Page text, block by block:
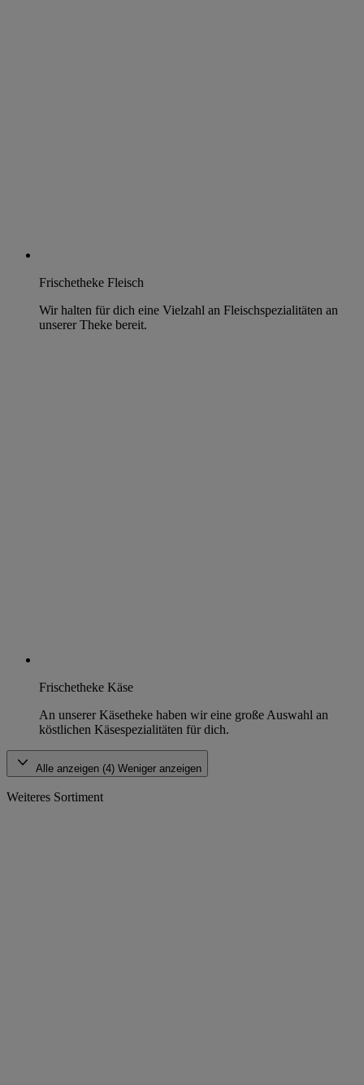
Frischetheke Fleisch
Wir halten für dich eine Vielzahl an Fleischspezialitäten an
unserer Theke bereit.
Frischetheke Käse
An unserer Käsetheke haben wir eine große Auswahl an
köstlichen Käsespezialitäten für dich.
Alle anzeigen (4) Weniger anzeigen
Weiteres Sortiment